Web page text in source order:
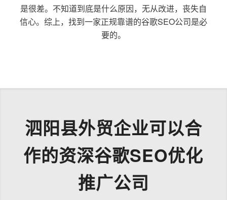
是很差。不知道到底是什么原因，无从改进，丧失自
信心。综上，找到一家正规靠谱的谷歌SEO公司是必
要的。
泗阳县外贸企业可以合
作的资深谷歌SEO优化
推广公司